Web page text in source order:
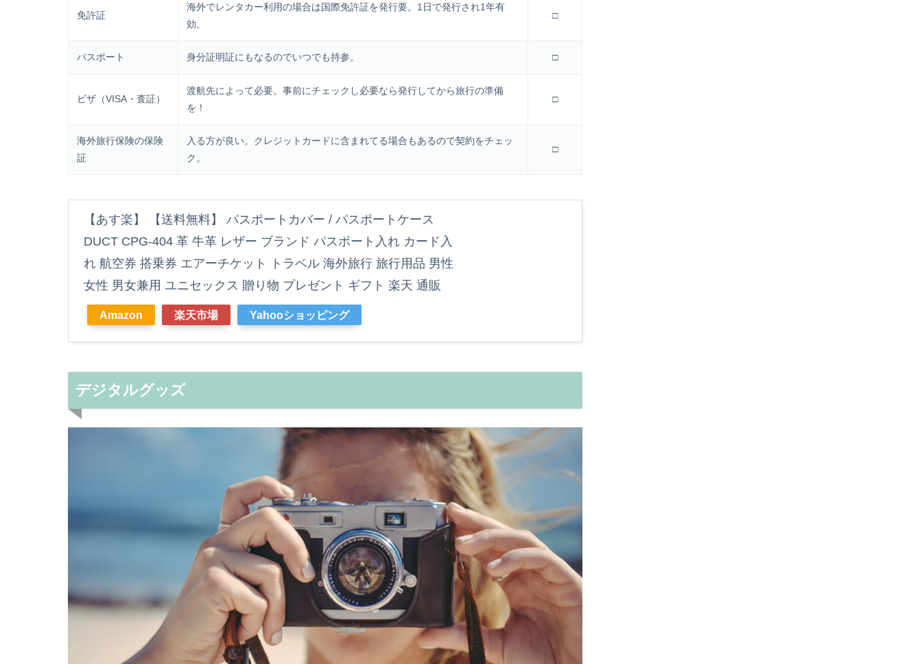
免許証
海外でレンタカー利用の場合は国際免許証を発行要。1日で発行され1年有
効。
□
パスポート 身分証明証にもなるのでいつでも持参。 □
ビザ（VISA・査証）
渡航先によって必要。事前にチェックし必要なら発行してから旅行の準備
を！
□
海外旅行保険の保険
証
入る方が良い。クレジットカードに含まれてる場合もあるので契約をチェッ
ク。
□
【あす楽】 【送料無料】 パスポートカバー / パスポートケース
DUCT CPG-404 革 牛革 レザー ブランド パスポート入れ カード入
れ 航空券 搭乗券 エアーチケット トラベル 海外旅行 旅行用品 男性
女性 男女兼用 ユニセックス 贈り物 プレゼント ギフト 楽天 通販
Amazon 楽天市場 Yahooショッピング
デジタルグッズ